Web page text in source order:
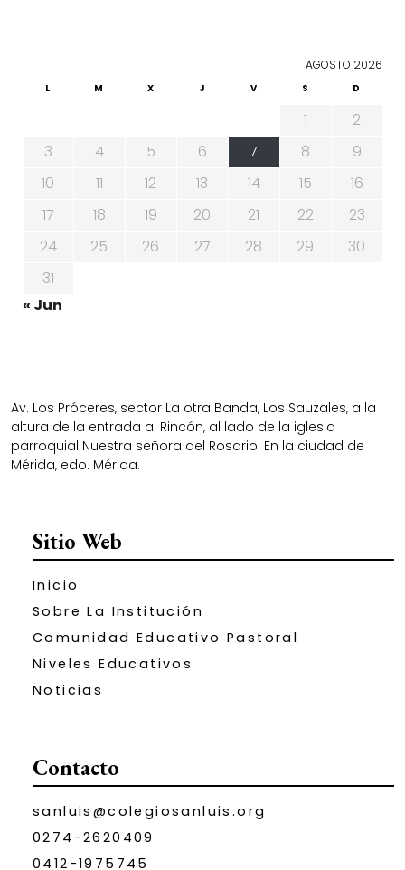
AGOSTO 2026
L M X J V S D
1
2
3
4 5 6 7 8
9
10
11 12 13 14 15
16
17
18 19 20 21 22
23
24
25 26 27 28 29
30
31
« Jun
Av. Los Próceres, sector La otra Banda, Los Sauzales, a la
altura de la entrada al Rincón, al lado de la iglesia
parroquial Nuestra señora del Rosario. En la ciudad de
Mérida, edo. Mérida.
Sitio Web
Inicio
Sobre La Institución
Comunidad Educativo Pastoral
Niveles Educativos
Noticias
Contacto
sanluis@colegiosanluis.org
0274-2620409
0412-1975745